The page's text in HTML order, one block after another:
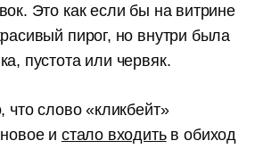
Это как если бы на витрине
пирог, но внутри была
пустота или червяк.
что слово «кликбейт»
и стало входитьв обиход